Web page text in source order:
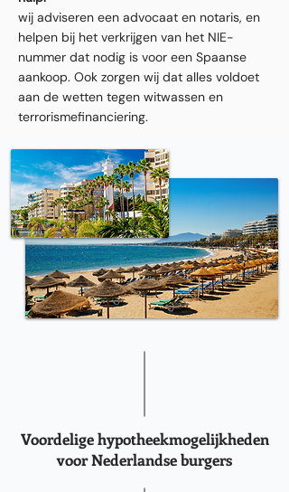
wij adviseren een advocaat en notaris, en
helpen bij het verkrijgen van het NIE-
nummer dat nodig is voor een Spaanse
aankoop. Ook zorgen wij dat alles voldoet
aan de wetten tegen witwassen en
terrorismefinanciering.
Voordelige hypotheekmogelijkheden
voor Nederlandse burgers